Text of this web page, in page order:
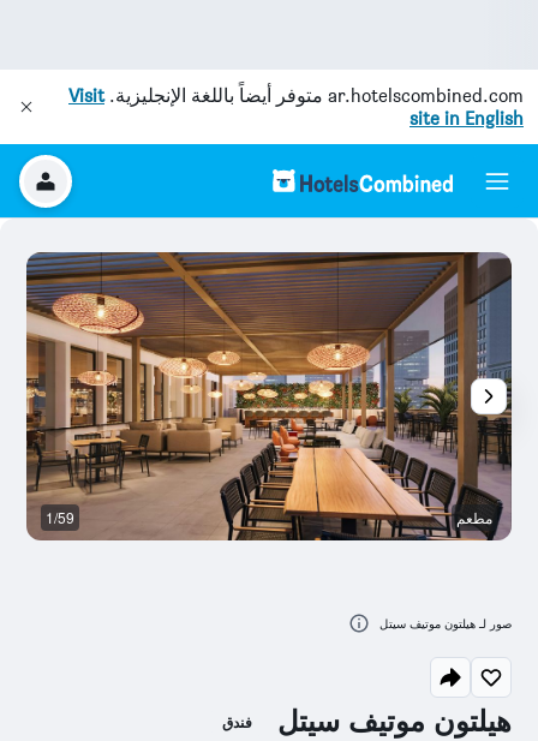
ar.hotelscombined.com متوفر أيضاً باللغة الإنجليزية.Visit
site in English
هيلتون موتيف سيتل فندق
مطعم 1/59
صور لـ هيلتون موتيف سيتل